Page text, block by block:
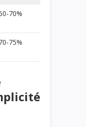
70%
75%